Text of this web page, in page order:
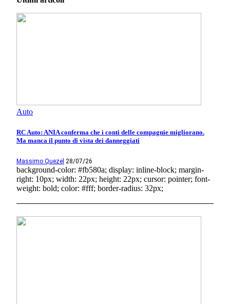
Auto
RC Auto: ANIA conferma che i conti delle compagnie migliorano.
Ma manca il punto di vista dei danneggiati
Massimo Quezel 28/07/26
background-color: #fb580a; display: inline-block; margin-
right: 10px; width: 22px; height: 22px; cursor: pointer; font-
weight: bold; color: #fff; border-radius: 32px;